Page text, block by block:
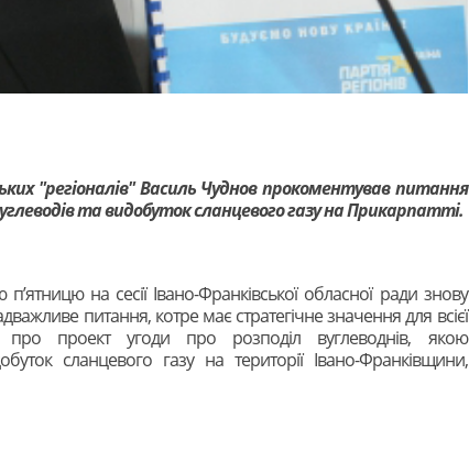
"регіоналів" Василь Чуднов прокоментував питання
та видобуток сланцевого газу на Прикарпатті.
на сесії Івано-Франківської обласної ради знову
питання, котре має стратегічне значення для всієї
проект угоди про розподіл вуглеводнів, якою
сланцевого газу на території Івано-Франківщини,